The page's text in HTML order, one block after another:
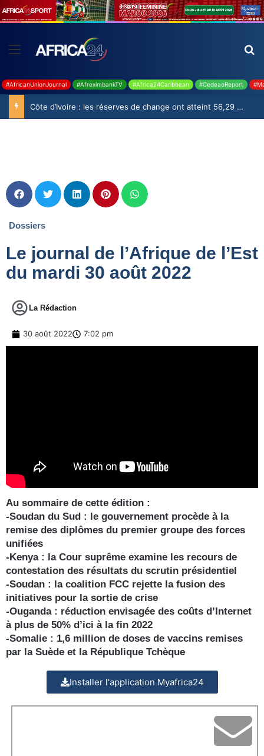
#AfricanUnionJournal #AfreximbankTV #Africa24Caribbean #CedeaoReport
Côte d’Ivoire : les réserves de change ont atteint 56,29 milliards USD en juillet
Dossiers
Le journal de l’Afrique de l’Est
du mardi 30 août 2022
La Rédaction
30 août 2022 7:02 pm
Au sommaire de cette édition :
-Soudan du Sud : le gouvernement procède à la
remise des diplômes du premier groupe des forces
unifiées
-Kenya : la Cour suprême examine les recours de
contestation des résultats du scrutin présidentiel
-Soudan : la coalition FCC rejette la fusion des
initiatives pour la sortie de crise
-Ouganda : réduction envisagée des coûts d’Internet
à plus de 50% d’ici à la fin 2022
-Somalie : 1,6 million de doses de vaccins remises
par la Suède et la République Tchèque
Installer l'application Myafrica24